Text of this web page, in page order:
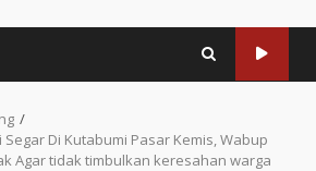
Segar Di Kutabumi Pasar Kemis, Wabup
Agar tidak timbulkan keresahan warga